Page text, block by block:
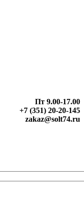
Пт 9.00-17.00
+7 (351) 20-20-145
zakaz@solt74.ru